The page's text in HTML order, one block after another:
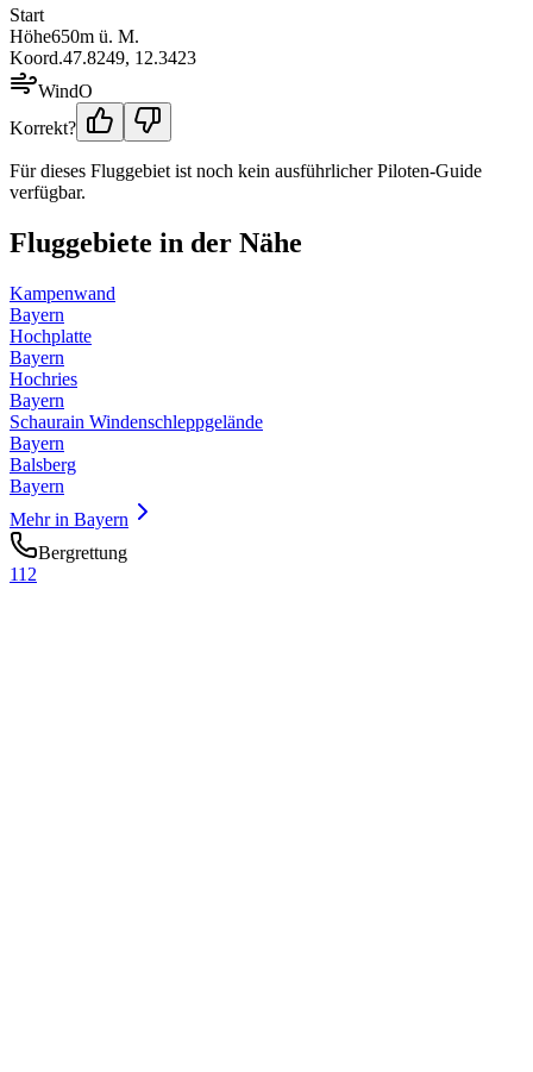
Start
Höhe650m ü. M.
Koord.47.8249, 12.3423
WindO
Korrekt?
Für dieses Fluggebiet ist noch kein ausführlicher Piloten-Guide
verfügbar.
Fluggebiete in der Nähe
Kampenwand
Bayern
Hochplatte
Bayern
Hochries
Bayern
Schaurain Windenschleppgelände
Bayern
Balsberg
Bayern
Mehr in Bayern
Bergrettung
112